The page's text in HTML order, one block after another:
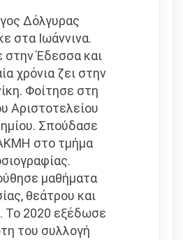
Δόλγυρας
στα Ιωάννινα.
Έδεσσα και
χρόνια ζει στην
Φοίτησε στη
Αριστοτελείου
Σπούδασε
στο τμήμα
μαθήματα
θεάτρου και
Το 2020 εξέδωσε
του συλλογή